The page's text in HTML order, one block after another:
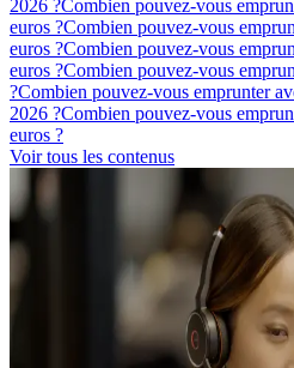
2026 ?Combien pouvez-vous
euros ?Combien pouvez-vous
euros ?Combien pouvez-vous
euros ?Combien pouvez-vous
?Combien pouvez-vous emprunter
2026 ?Combien pouvez-vous
euros ?
Voir tous les contenus